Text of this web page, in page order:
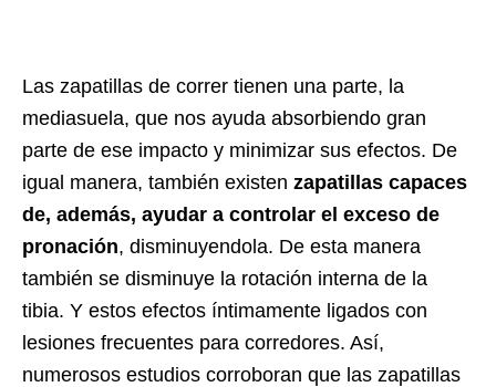
Las zapatillas de correr tienen una parte, la
mediasuela, que nos ayuda absorbiendo gran
parte de ese impacto y minimizar sus efectos. De
igual manera, también existen zapatillas capaces
de, además, ayudar a controlar el exceso de
pronación, disminuyendola. De esta manera
también se disminuye la rotación interna de la
tibia. Y estos efectos íntimamente ligados con
lesiones frecuentes para corredores. Así,
numerosos estudios corroboran que las zapatillas